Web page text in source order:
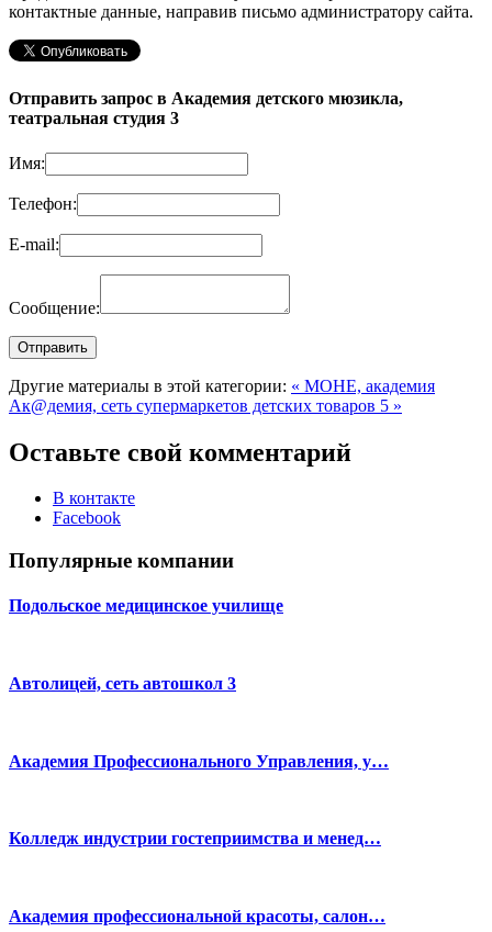
контактные данные, направив письмо администратору сайта.
Отправить запрос в Академия детского мюзикла,
театральная студия 3
Имя:
Телефон:
E-mail:
Сообщение:
Другие материалы в этой категории: « МОНЕ, академия
Ак@демия, сеть супермаркетов детских товаров 5 »
Оставьте свой комментарий
В контакте
Facebook
Популярные компании
Подольское медицинское училище
Автолицей, сеть автошкол 3
Академия Профессионального Управления, у…
Колледж индустрии гостеприимства и менед…
Академия профессиональной красоты, салон…